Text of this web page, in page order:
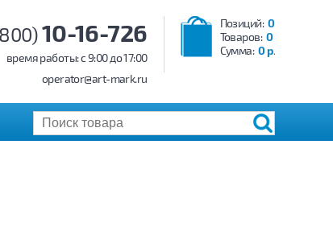
Позиций: 0
Товаров: 0
Сумма: 0 р.
10-16-726
время работы: c 9:00 до 17:00
operator@art-mark.ru